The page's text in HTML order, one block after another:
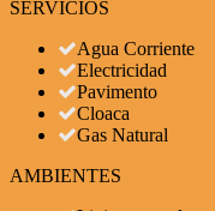
SERVICIOS
Agua Corriente
Electricidad
Pavimento
Cloaca
Gas Natural
AMBIENTES